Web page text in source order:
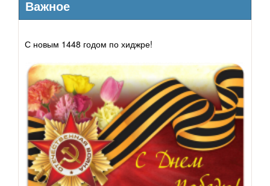
Важное
С новым 1448 годом по хиджре!